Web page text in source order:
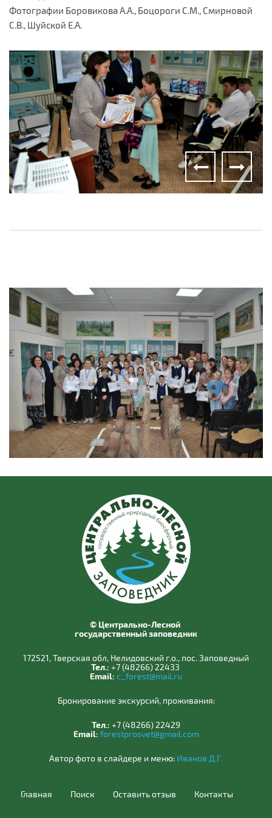
Фотографии Боровикова А.А., Боцороги С.М., Смирновой
С.В., Шуйской Е.А.
© Центрально-Лесной
государственный заповедник
172521, Тверская обл, Нелидовский г.о., пос. Заповедный
Тел.: +7 (48266) 22433
Email: c_forest@mail.ru
Бронирование экскурсий, проживания:
Тел.: +7 (48266) 22429
Email: forestprosvet@gmail.com
Автор фото в слайдере и меню: Иванов Д.Г.
Главная Поиск Оставить отзыв Контакты